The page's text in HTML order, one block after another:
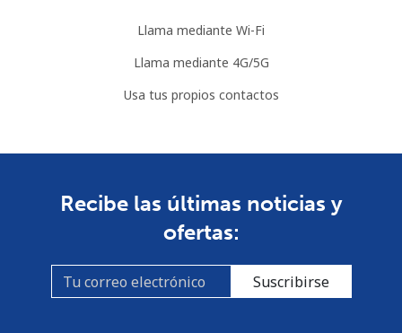
Llama mediante Wi-Fi
Llama mediante 4G/5G
Usa tus propios contactos
Recibe las últimas noticias y
ofertas:
Suscribirse